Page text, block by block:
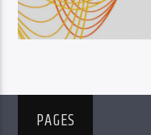
PAGES